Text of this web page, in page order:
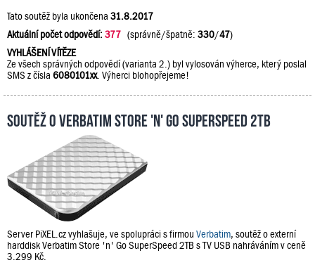
Tato soutěž byla ukončena 31.8.2017
Aktuální počet odpovědí:377 (správně/špatně: 330/47)
VYHLÁŠENÍ VÍTĚZE
Ze všech správných odpovědí (varianta 2.) byl vylosován výherce, který poslal
SMS z čísla 6080101xx. Výherci blohopřejeme!
Soutěž o Verbatim Store 'n' Go SuperSpeed 2TB
Server PiXEL.cz vyhlašuje, ve spolupráci s firmou Verbatim, soutěž o externí
harddisk Verbatim Store 'n' Go SuperSpeed 2TB s TV USB nahráváním v ceně
3.299 Kč.